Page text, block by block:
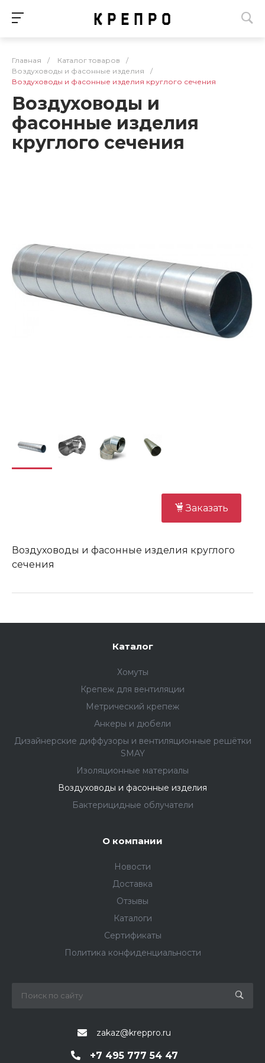
Главная / Каталог товаров
/
Воздуховоды и фасонные изделия
/
Воздуховоды и фасонные изделия круглого сечения
Воздуховоды и
фасонные изделия
круглого сечения
Заказать
Воздуховоды и фасонные изделия круглого
сечения
Каталог
Хомуты
Крепеж для вентиляции
Метрический крепеж
Анкеры и дюбели
Дизайнерские диффузоры и вентиляционные решётки
SMAY
Изоляционные материалы
Воздуховоды и фасонные изделия
Бактерицидные облучатели
О компании
Новости
Доставка
Отзывы
Каталоги
Сертификаты
Политика конфиденциальности
zakaz@kreppro.ru
+7 495 777 54 47